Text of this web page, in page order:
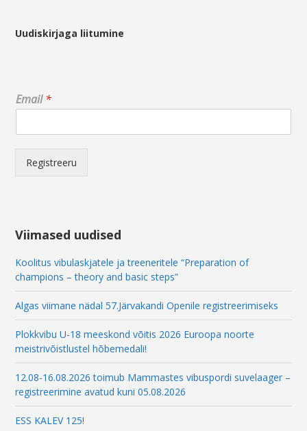
Uudiskirjaga liitumine
E
m
i
*
Email*
Registreeru
Viimased uudised
Koolitus vibulaskjatele ja treeneritele “Preparation of
champions – theory and basic steps”
Algas viimane nädal 57.Järvakandi Openile registreerimiseks
Plokkvibu U-18 meeskond võitis 2026 Euroopa noorte
meistrivõistlustel hõbemedali!
12.08-16.08.2026 toimub Mammastes vibuspordi suvelaager –
registreerimine avatud kuni 05.08.2026
ESS KALEV 125!